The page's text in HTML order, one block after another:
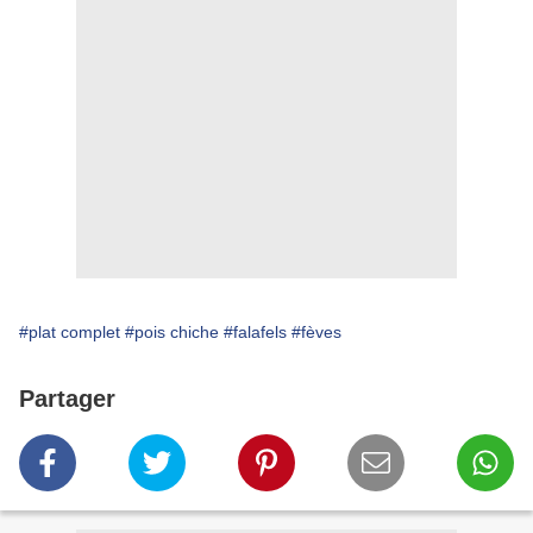
#plat complet #pois chiche #falafels #fèves
Partager